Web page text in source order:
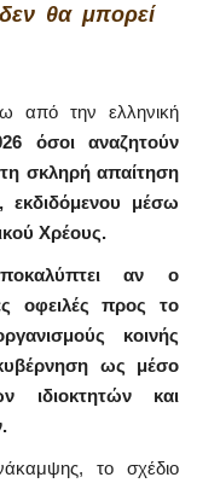
θα μπορεί
από την ελληνική
όσοι αναζητούν
σκληρή απαίτηση
εκδιδόμενου μέσω
Χρέους.
αν ο
οφειλές προς το
κοινής
ως μέσο
ιδιοκτητών και
το σχέδιο